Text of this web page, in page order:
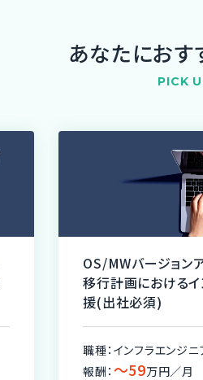
あなたにおす
PICK
アップ・クラウド
インフラ開発支
ニア
【
自
職
ニ